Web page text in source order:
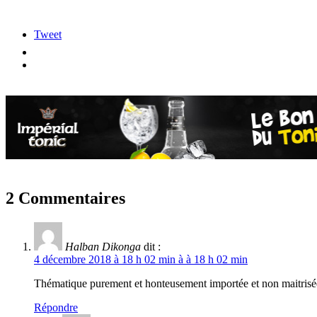
Tweet
2 Commentaires
Halban Dikonga dit :
4 décembre 2018 à 18 h 02 min à à 18 h 02 min
Thématique purement et honteusement importée et non
Répondre